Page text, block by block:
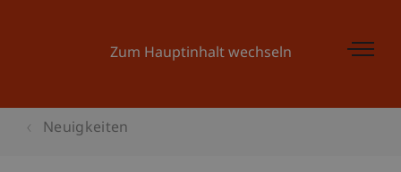
Zum Hauptinhalt wechseln
Neuigkeiten